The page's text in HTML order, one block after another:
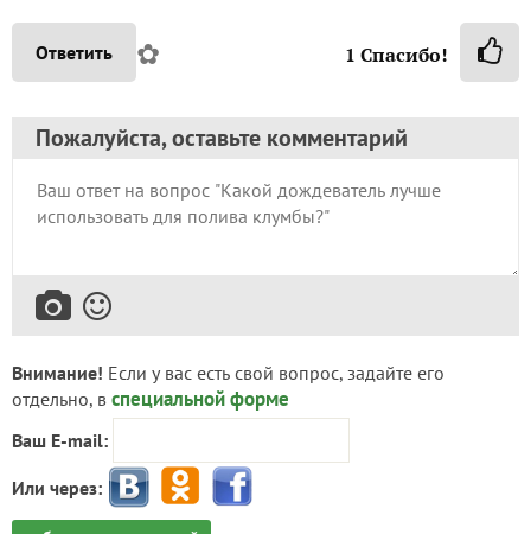
Ответить ✿ 1 Спасибо!
Пожалуйста, оставьте комментарий
Внимание! Если у вас есть свой вопрос, задайте его
отдельно, в специальной форме
Ваш E-mail:
Или через: